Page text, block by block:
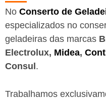
No Conserto de
especializados no
geladeiras das marcas
Electrolux, Midea,
Consul.
Trabalhamos